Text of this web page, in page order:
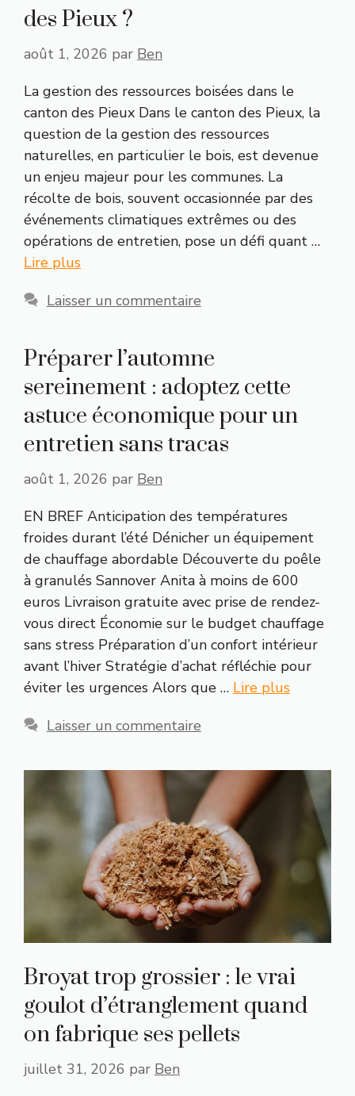
des Pieux ?
août 1, 2026 par Ben
La gestion des ressources boisées dans le
canton des Pieux Dans le canton des Pieux, la
question de la gestion des ressources
naturelles, en particulier le bois, est devenue
un enjeu majeur pour les communes. La
récolte de bois, souvent occasionnée par des
événements climatiques extrêmes ou des
opérations de entretien, pose un défi quant …
Lire plus
Laisser un commentaire
Préparer l’automne
sereinement : adoptez cette
astuce économique pour un
entretien sans tracas
août 1, 2026 par Ben
EN BREF Anticipation des températures
froides durant l’été Dénicher un équipement
de chauffage abordable Découverte du poêle
à granulés Sannover Anita à moins de 600
euros Livraison gratuite avec prise de rendez-
vous direct Économie sur le budget chauffage
sans stress Préparation d’un confort intérieur
avant l’hiver Stratégie d’achat réfléchie pour
éviter les urgences Alors que … Lire plus
Laisser un commentaire
Broyat trop grossier : le vrai
goulot d’étranglement quand
on fabrique ses pellets
juillet 31, 2026 par Ben